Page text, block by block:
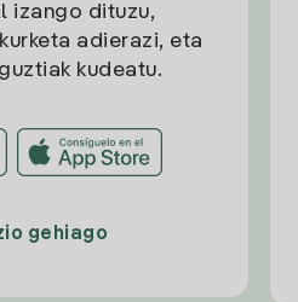
izango dituzu,
adierazi, eta
kudeatu.
gehiago